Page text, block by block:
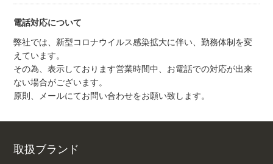
電話対応について
弊社では、新型コロナウイルス感染拡大に伴い、勤務体制を変
えています。
その為、表示しております営業時間中、お電話での対応が出来
ない場合がございます。
原則、メールにてお問い合わせをお願い致します。
取扱ブランド